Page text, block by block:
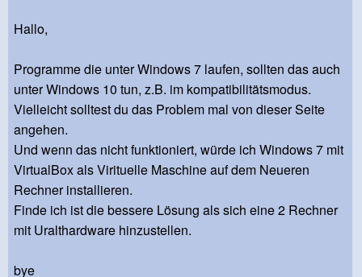
Hallo,
Programme die unter Windows 7 laufen, sollten das auch
unter Windows 10 tun, z.B. im kompatibilitätsmodus.
Vielleicht solltest du das Problem mal von dieser Seite
angehen.
Und wenn das nicht funktioniert, würde ich Windows 7 mit
VirtualBox als Virituelle Maschine auf dem Neueren
Rechner installieren.
Finde ich ist die bessere Lösung als sich eine 2 Rechner
mit Uralthardware hinzustellen.
bye